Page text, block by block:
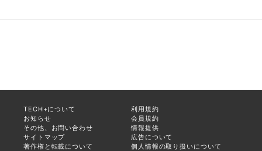
TECH+について
利用規約
お知らせ
会員規約
その他、お問い合わせ
情報提供
サイトマップ
広告について
著作権と転載について
個人情報の取り扱いについて